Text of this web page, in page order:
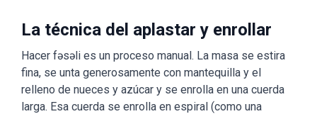
La técnica del aplastar y enrollar
Hacer fəsəli es un proceso manual. La masa se estira
fina, se unta generosamente con mantequilla y el
relleno de nueces y azúcar y se enrolla en una cuerda
larga. Esa cuerda se enrolla en espiral (como una